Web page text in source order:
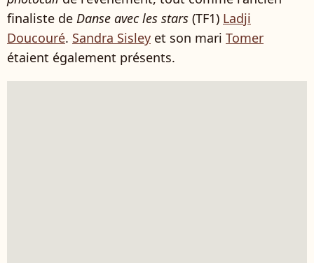
finaliste de Danse avec les stars (TF1) Ladji
Doucouré. Sandra Sisley et son mari Tomer
étaient également présents.